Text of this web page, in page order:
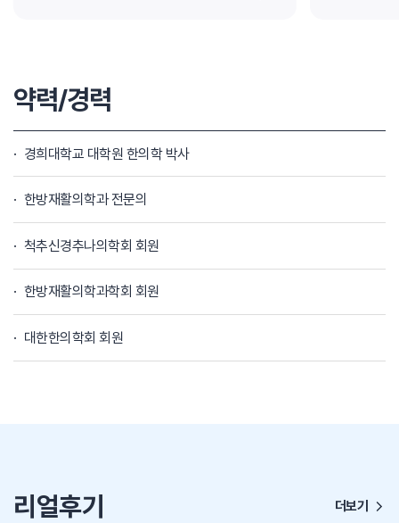
약력/경력
경희대학교 대학원 한의학 박사
한방재활의학과 전문의
척추신경추나의학회 회원
한방재활의학과학회 회원
대한한의학회 회원
리얼후기 더보기